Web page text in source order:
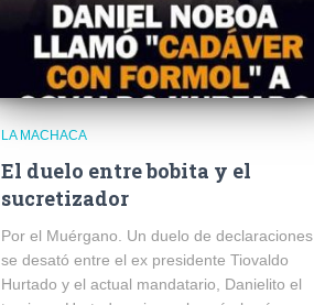
LA MACHACA
El duelo entre bobita y el
sucretizador
Por el Muérgano. Un duelo de declaraciones
se desató entre el ex presidente Tiovaldo
Hurtado y el actual mandatario, Danielito el